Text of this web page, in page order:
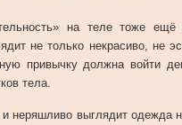
на теле тоже ещё
не только некрасиво, не
привычку должна войти
тела.
неряшливо выглядит одежда